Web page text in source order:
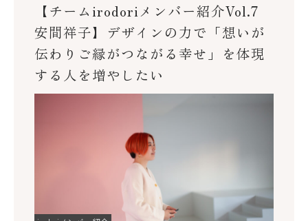
【チームirodoriメンバー紹介Vol.7
安間祥子】デザインの力で「想いが
伝わりご縁がつながる幸せ」を体現
する人を増やしたい